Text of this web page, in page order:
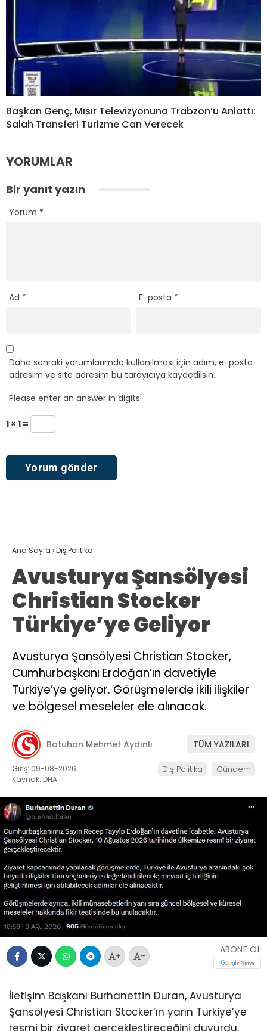
Başkan Genç, Mısır Televizyonuna Trabzon’u Anlattı:
Salah Transferi Turizme Can Verecek
YORUMLAR
Bir yanıt yazın
Yorum *
Ad * E-posta *
Daha sonraki yorumlarımda kullanılması için adım, e-posta
adresim ve site adresim bu tarayıcıya kaydedilsin.
Please enter an answer in digits:
1 × 1 =
Ana Sayfa ›Dış Politika
Avusturya Şansölyesi
Christian Stocker
Türkiye’ye Geliyor
Avusturya Şansölyesi Christian Stocker,
Cumhurbaşkanı Erdoğan’ın davetiyle
Türkiye’ye geliyor. Görüşmelerde ikili ilişkiler
ve bölgesel meseleler ele alınacak.
Batuhan Mehmet Aydınlı TÜM YAZILARI
Giriş: 09-08-2026
Kaynak: DHA
Dış Politika Gündem
+ -
ABONE OL
İletişim Başkanı Burhanettin Duran, Avusturya
Şansölyesi Christian Stocker’ın yarın Türkiye’ye
resmi bir ziyaret gerçekleştireceğini duyurdu.